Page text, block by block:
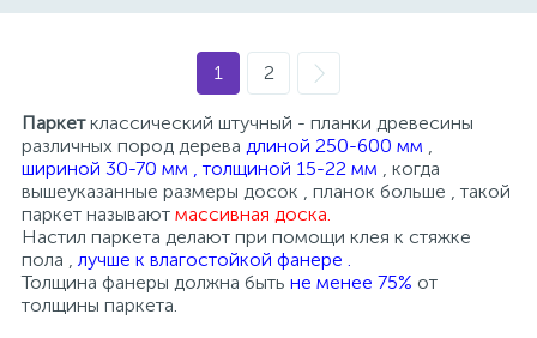
1 2
Паркетклассический штучный - планки древесины
различных пород дерева длиной 250-600 мм ,
шириной 30-70 мм , толщиной 15-22 мм , когда
вышеуказанные размеры досок , планок больше , такой
паркет называют массивная доска.
Настил паркета делают при помощи клея к стяжке
пола , лучше к влагостойкой фанере .
Толщина фанеры должна быть не менее 75% от
толщины паркета.